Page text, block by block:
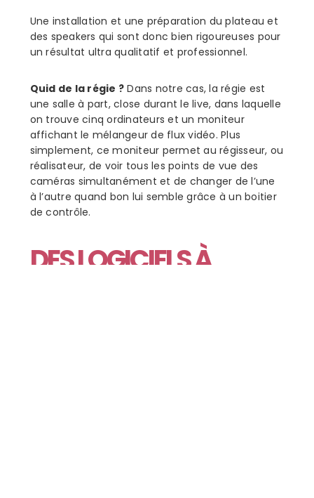
Une installation et une préparation du plateau et
des speakers qui sont donc bien rigoureuses pour
un résultat ultra qualitatif et professionnel.
Quid de la régie ? Dans notre cas, la régie est
une salle à part, close durant le live, dans laquelle
on trouve cinq ordinateurs et un moniteur
affichant le mélangeur de flux vidéo. Plus
simplement, ce moniteur permet au régisseur, ou
réalisateur, de voir tous les points de vue des
caméras simultanément et de changer de l’une
à l’autre quand bon lui semble grâce à un boitier
de contrôle.
DES LOGICIELS À